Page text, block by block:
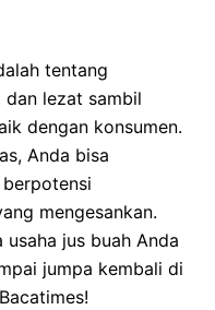
tentang
lezat sambil
dengan konsumen.
Anda bisa
mengesankan.
jus buah Anda
jumpa kembali di